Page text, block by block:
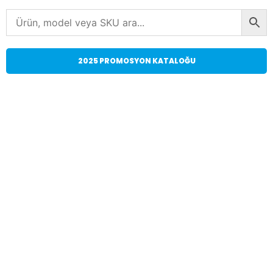
2025 PROMOSYON KATALOĞU